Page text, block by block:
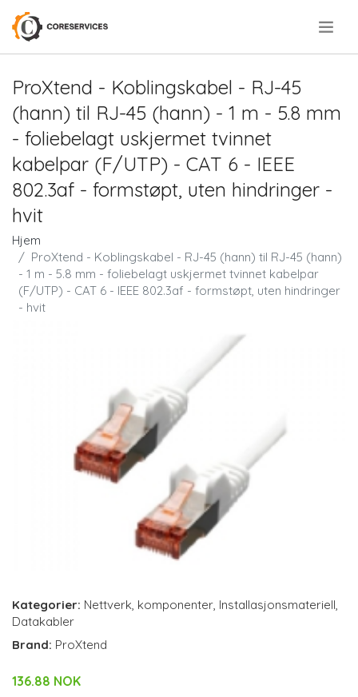
ProXtend - Koblingskabel - RJ-45
(hann) til RJ-45 (hann) - 1 m - 5.8 mm
- foliebelagt uskjermet tvinnet
kabelpar (F/UTP) - CAT 6 - IEEE
802.3af - formstøpt, uten hindringer -
hvit
Hjem
ProXtend - Koblingskabel - RJ-45 (hann) til RJ-45 (hann)
- 1 m - 5.8 mm - foliebelagt uskjermet tvinnet kabelpar
(F/UTP) - CAT 6 - IEEE 802.3af - formstøpt, uten hindringer
- hvit
Kategorier: Nettverk komponenter Installasjonsmateriell
Datakabler
Brand: ProXtend
136.88 NOK